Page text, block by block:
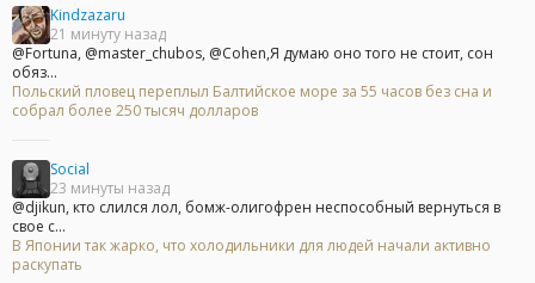
Kindzazaru
21 минуту назад
@Fortuna, @master_chubos, @Cohen,Я думаю оно того не стоит, сон
обяз...
Польский пловец переплыл Балтийское море за 55 часов без сна и
собрал более 250 тысяч долларов
Social
23 минуты назад
@djikun, кто слился лол, бомж-олигофрен неспособный вернуться в
свое с...
В Японии так жарко, что холодильники для людей начали активно
раскупать